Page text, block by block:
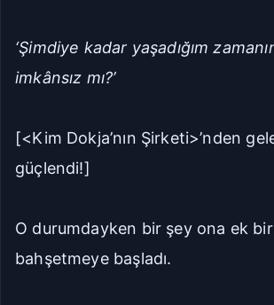
‘Şimdiye kadar yaşadığım
imkânsız mı?’
[<Kim Dokja’nın Şirketi>’nden
güçlendi!]
O durumdayken bir şey ona ek
bahşetmeye başladı.